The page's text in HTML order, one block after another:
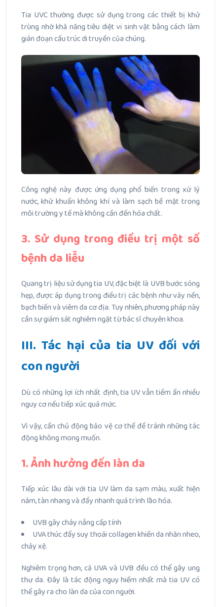
Tia UVC thường được sử dụng trong các thiết bị khử
trùng nhờ khả năng tiêu diệt vi sinh vật bằng cách làm
gián đoạn cấu trúc di truyền của chúng.
Công nghệ này được ứng dụng phổ biến trong xử lý
nước, khử khuẩn không khí và làm sạch bề mặt trong
môi trường y tế mà không cần đến hóa chất.
3. Sử dụng trong điều trị một số
bệnh da liễu
Quang trị liệu sử dụng tia UV, đặc biệt là UVB bước sóng
hẹp, được áp dụng trong điều trị các bệnh như vảy nến,
bạch biến và viêm da cơ địa.Tuy nhiên, phương pháp này
cần sự giám sát nghiêm ngặt từ bác sĩ chuyên khoa.
III. Tác hại của tia UV đối với
con người
Dù có những lợi ích nhất định, tia UV vẫn tiềm ẩn nhiều
nguy cơ nếu tiếp xúc quá mức.
Vì vậy, cần chủ động bảo vệ cơ thể để tránh những tác
động không mong muốn.
1. Ảnh hưởng đến làn da
Tiếp xúc lâu dài với tia UV làm da sạm màu, xuất hiện
nám, tàn nhang và đẩy nhanh quá trình lão hóa.
UVB gây cháy nắng cấp tính
UVA thúc đẩy suy thoái collagen khiến da nhăn nheo,
chảy xệ.
Nghiêm trọng hơn, cả UVA và UVB đều có thể gây ung
thư da. Đây là tác động nguy hiểm nhất mà tia UV có
thể gây ra cho làn da của con người.